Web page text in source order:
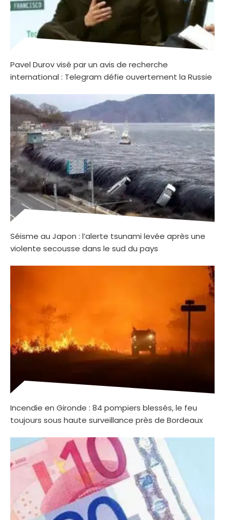
Pavel Durov visé par un avis de recherche
international : Telegram défie ouvertement la Russie
Séisme au Japon : l’alerte tsunami levée après une
violente secousse dans le sud du pays
Incendie en Gironde : 84 pompiers blessés, le feu
toujours sous haute surveillance près de Bordeaux